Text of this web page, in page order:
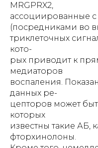
MRGPRX2,
ассоциированные с
(посредниками во
триклеточных
кото-
рых приводит к
медиаторов
воспаления.
данных ре-
цепторов может
которых
известны такие АБ,
фторхинолоны.